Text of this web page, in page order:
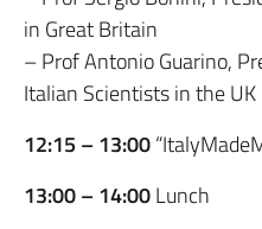
in Great Britain
– Prof Antonio Guarino,
Italian Scientists in the UK
12:15 – 13:00
13:00 – 14:00Lunch